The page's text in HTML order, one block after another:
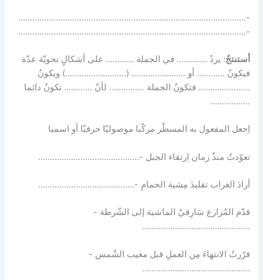
-…………………………………………………………………………………….
-…………………………………………………………………………………….
أستنتجُ: يردُ …………. في الجملة ………… على أشكالٍ نحويّة عدّة
فيكونُ ………… أو ………………….. (……………………..) ويكونُ
…………………. فتكونُ الجملة …………… لأنّ ………… تكونُ دائما
……………..
اِجعل المفعول به المسطّر مركّبا موصوليّا حرفيّا أو اسميا
تعوّدتُ منذُ زمان اِرتقاء الجبل -…………………………………….
أرادَ الغراب تقليدَ مِشية الحمامِ -…………………………………..
قدّم المُزارع سَارِقيْ الماشية إلى الشّرطة -
……………………………………….
قرّرتُ الانتهاءَ مِن العملِ قبل مغيب الشّمس -
……………………………………….